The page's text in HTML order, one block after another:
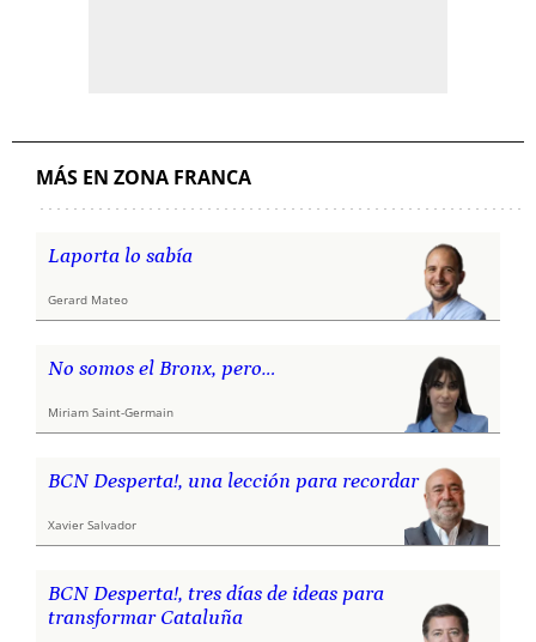
MÁS EN ZONA FRANCA
Laporta lo sabía
Gerard Mateo
No somos el Bronx, pero…
Miriam Saint-Germain
BCN Desperta!, una lección para recordar
Xavier Salvador
BCN Desperta!, tres días de ideas para
transformar Cataluña